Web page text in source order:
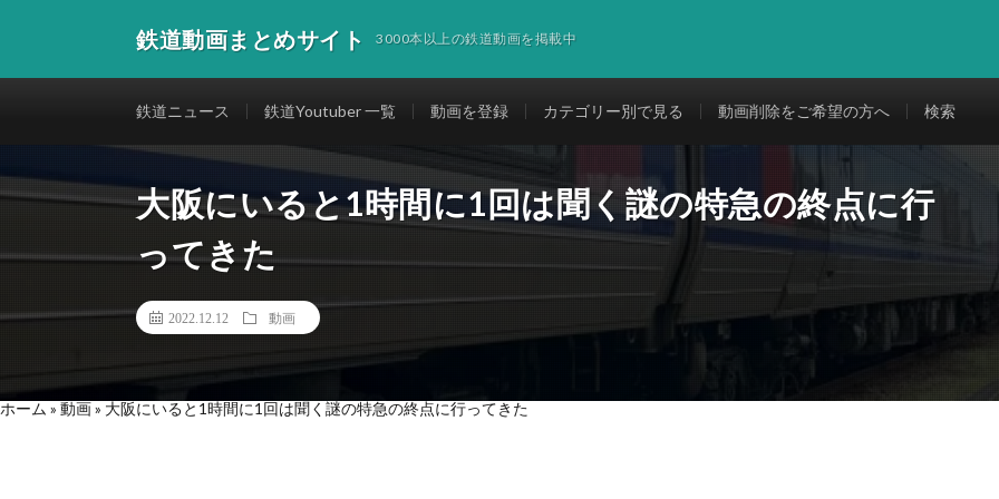
鉄道動画まとめサイト 3000本以上の鉄道動画を掲載中
鉄道ニュース 鉄道Youtuber 一覧 動画を登録 カテゴリー別で見る 動画削除をご希望の方へ 検索
大阪にいると1時間に1回は聞く謎の特急の終点に行
ってきた
2022.12.12 動画
ホーム » 動画» 大阪にいると1時間に1回は聞く謎の特急の終点に行ってきた